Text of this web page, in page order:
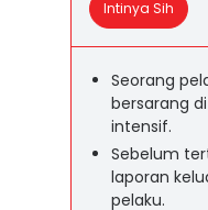
Intinya Sih
Seorang
bersarang
intensif.
Sebelum
laporan
pelaku.